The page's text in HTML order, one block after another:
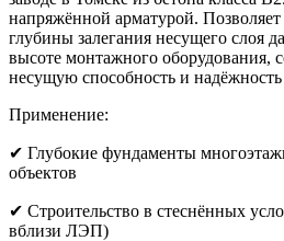
напряжённой арматурой. Позволяет
глубины залегания несущего слоя
высоте монтажного оборудования,
несущую способность и
Применение:
✔ Глубокие фундаменты
объектов
✔ Строительство в стеснённых
вблизи ЛЭП)